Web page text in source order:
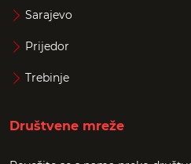
Sarajevo
Prijedor
Trebinje
Društvene mreže